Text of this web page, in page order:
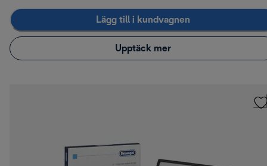
Lägg till i kundvagnen
Upptäck mer